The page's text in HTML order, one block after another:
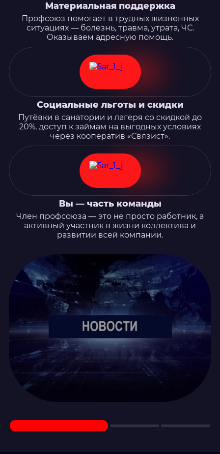
Материальная поддержка
Профсоюз помогает в трудных жизненных
ситуациях — болезнь, травма, утрата, ЧС.
Оказываем адресную помощь.
Социальные льготы и скидки
Путёвки в санатории и лагеря со скидкой до
20%, доступ к займам на выгодных условиях
через кооператив «Связист».
Вы — часть команды
Член профсоюза — это не просто работник, а
активный участник в жизни коллектива и
развитии всей компании.